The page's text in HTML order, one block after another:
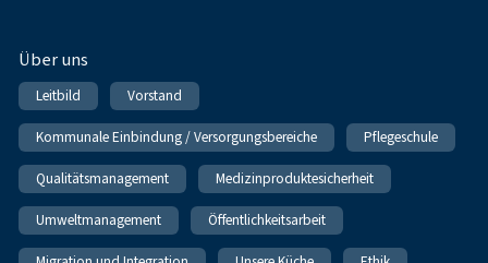
Über uns
Leitbild Vorstand
Kommunale Einbindung / Versorgungsbereiche Pflegeschule
Qualitätsmanagement Medizinproduktesicherheit
Umweltmanagement Öffentlichkeitsarbeit